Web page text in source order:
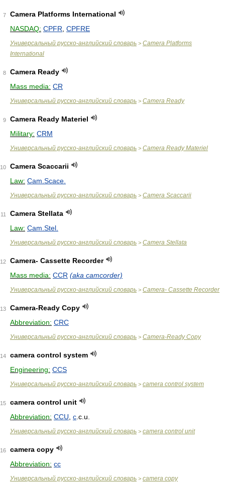
7
Camera Platforms International
NASDAQ: CPFR CPFRE
Универсальный русско-английский словарь > Camera Platforms
International
8
Camera Ready
Mass media: CR
Универсальный русско-английский словарь > Camera Ready
9
Camera Ready Materiel
Military: CRM
Универсальный русско-английский словарь > Camera Ready Materiel
10
Camera Scaccarii
Law: Cam.Scace.
Универсальный русско-английский словарь > Camera Scaccarii
11
Camera Stellata
Law: Cam.Stel.
Универсальный русско-английский словарь > Camera Stellata
12
Camera- Cassette Recorder
Mass media: CCR (aka camcorder)
Универсальный русско-английский словарь > Camera- Cassette Recorder
13
Camera-Ready Copy
Abbreviation: CRC
Универсальный русско-английский словарь > Camera-Ready Copy
14
camera control system
Engineering: CCS
Универсальный русско-английский словарь > camera control system
15
camera control unit
Abbreviation: CCU c .c.u.
Универсальный русско-английский словарь > camera control unit
16
camera copy
Abbreviation: cc
Универсальный русско-английский словарь > camera copy